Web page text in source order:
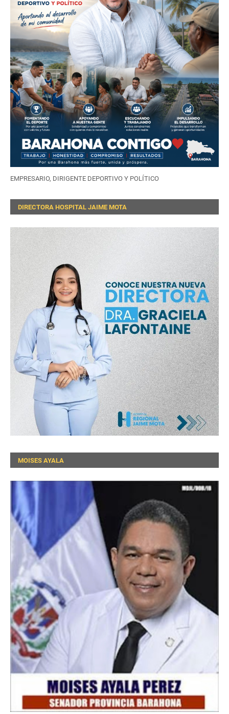
EMPRESARIO, DIRIGENTE DEPORTIVO Y POLÍTICO
DIRECTORA HOSPITAL JAIME MOTA
MOISES AYALA